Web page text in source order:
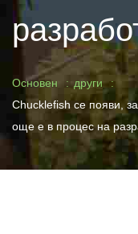
Основен
други
Chucklefish се появи,
още е в процес на